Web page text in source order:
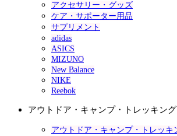
アクセサリー・グッズ
ケア・サポーター用品
サプリメント
adidas
ASICS
MIZUNO
New Balance
NIKE
Reebok
アウトドア・キャンプ・トレッキング
アウトドア・キャンプ・トレッキ